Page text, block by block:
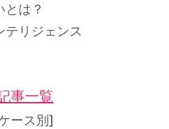
は？
テリジェンス
事一覧
ース別]